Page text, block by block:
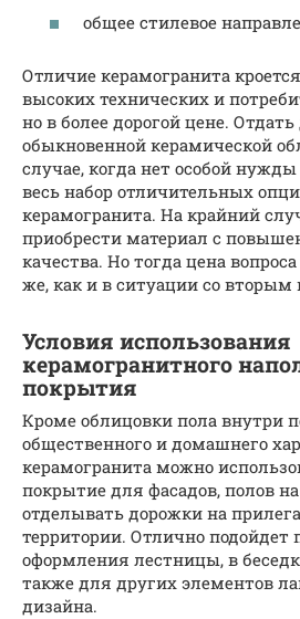
общее стилевое
Отличие керамогранита
высоких технических и
но в более дорогой цене.
обыкновенной керамической
случае, когда нет особой
весь набор отличительных
керамогранита. На крайний
приобрести материал с
качества. Но тогда цена
же, как и в ситуации со
Условия использования
керамогранитного
покрытия
Кроме облицовки пола внутри
общественного и домашнего
керамогранита можно
покрытие для фасадов, полов
отделывать дорожки на
территории. Отлично подойдет
оформления лестницы, в
также для других элементов
дизайна.